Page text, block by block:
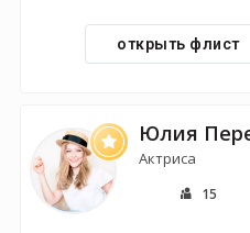
открыть флист
Юлия
Актриса
15